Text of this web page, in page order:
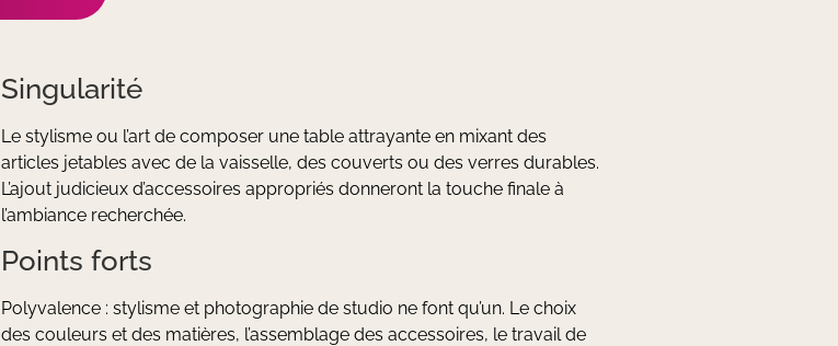
Singularité
Le stylisme ou l’art de composer une table attrayante en mixant des
articles jetables avec de la vaisselle, des couverts ou des verres durables.
L’ajout judicieux d’accessoires appropriés donneront la touche finale à
l’ambiance recherchée.
Points forts
Polyvalence : stylisme et photographie de studio ne font qu’un. Le choix
des couleurs et des matières, l’assemblage des accessoires, le travail de